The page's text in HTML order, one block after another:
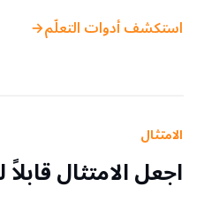
استكشف أدوات التعلّم←
الامتثال
اجعل الامتثال قابلاً